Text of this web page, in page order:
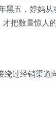
黑五，婷妈
把数量惊人
过经销渠道